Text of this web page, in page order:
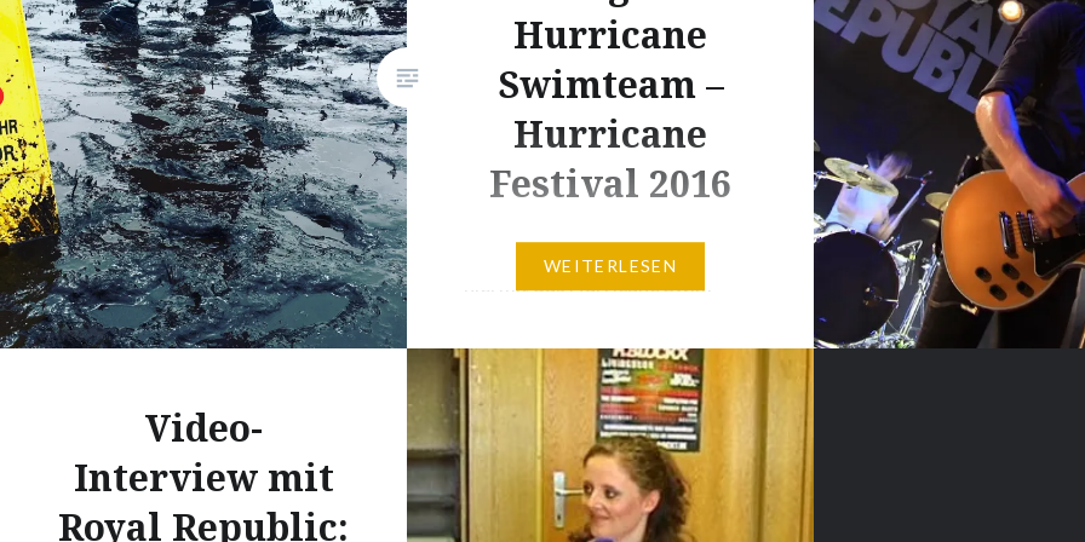
Hurricane
Swimteam –
Hurricane
Festival 2016
Ganz offiziell: Ich nominiere
hiermit das Hurricane Swim
Olympischen Festivalspiele.
Nachdem das LEISE/laut U-Boot
nun aus dem Matsch der
Scheeßeler Seenplatte wieder
aufgetaucht ist, kann ich jetzt
endlich für Euch meine Eindrücke
WEITERLESEN
Video-
Interview mit
Royal Republic: